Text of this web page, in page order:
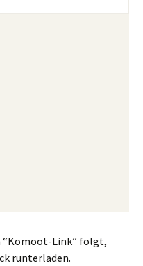
“Komoot-Link” folgt,
runterladen.